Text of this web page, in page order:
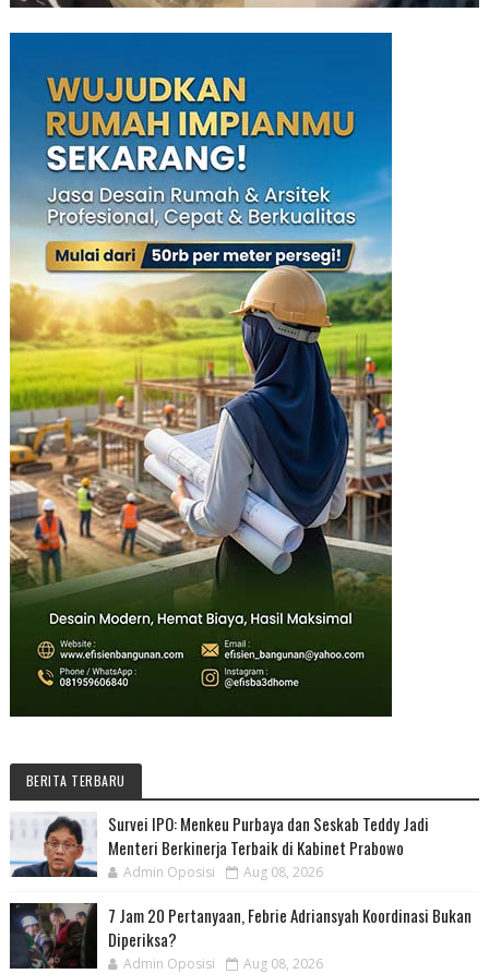
BERITA TERBARU
Survei IPO: Menkeu Purbaya dan Seskab Teddy Jadi
Menteri Berkinerja Terbaik di Kabinet Prabowo
Admin Oposisi Aug 08, 2026
7 Jam 20 Pertanyaan, Febrie Adriansyah Koordinasi Bukan
Diperiksa?
Admin Oposisi Aug 08, 2026